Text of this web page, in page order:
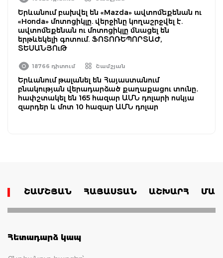
Երևանում բախվել են «Mazda» ավտոմեքենան ու
«Honda» մոտոցիկլը. վերջինը կողաշրջվել է.
ավտոմեքենան ու մոտոցիկլը մնացել են
երթևեկելի գոտում. ՖՈՏՈՌԵՊՈՐՏԱԺ,
ՏԵՍԱՆՅՈւԹ
18766 դիտում Շամշյան
Երևանում թալանել են Հայաստանում
բնակության վերադարձած քաղաքացու տունը․
հափշտակել են 165 հազար ԱՄՆ դոլարի ոսկյա
զարդեր և մոտ 10 հազար ԱՄՆ դոլար
ՇԱՄՇՅԱՆ ՀԱՅԱՍՏԱՆ ԱՇԽԱՐՀ
Հետադարձ կապ